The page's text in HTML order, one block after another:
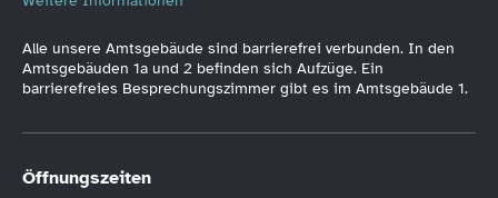
Alle unsere Amtsgebäude sind barrierefrei verbunden. In den
Amtsgebäuden 1a und 2 befinden sich Aufzüge. Ein
barrierefreies Besprechungszimmer gibt es im Amtsgebäude 1.
Öffnungszeiten